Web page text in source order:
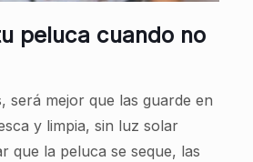
peluca cuando no
será mejor que las guarde en
y limpia, sin luz solar
que la peluca se seque, las